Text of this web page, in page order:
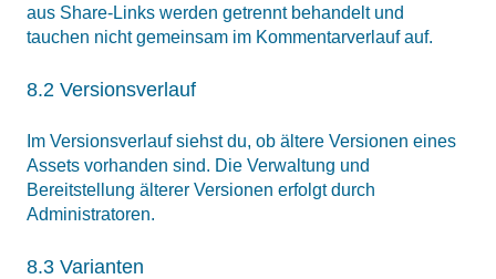
aus Share-Links werden getrennt behandelt und
tauchen nicht gemeinsam im Kommentarverlauf auf.
8.2 Versionsverlauf
Im Versionsverlauf siehst du, ob ältere Versionen eines
Assets vorhanden sind. Die Verwaltung und
Bereitstellung älterer Versionen erfolgt durch
Administratoren.
8.3 Varianten